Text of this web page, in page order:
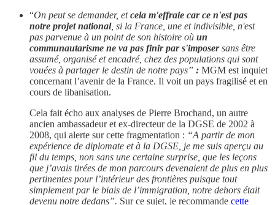
“On peut se demander, etcela m'effraie car ce n'est pas
notre projet national, si la France, une et indivisible, n'est
pas parvenue à un point de son histoire où un
communautarisme ne va pas finir par s'imposersans être
assumé, organisé et encadré, chez des populations qui sont
vouées à partager le destin de notre pays” : MGM est inquiet
concernant l’avenir de la France. Il voit un pays fragilisé et en
cours de libanisation.
Cela fait écho aux analyses de Pierre Brochand, un autre
ancien ambassadeur et ex-directeur de la DGSE de 2002 à
2008, qui alerte sur cette fragmentation : “A partir de mon
expérience de diplomate et à la DGSE, je me suis aperçu au
fil du temps, non sans une certaine surprise, que les leçons
que j’avais tirées de mon parcours devenaient de plus en plus
pertinentes pour l’intérieur des frontières puisque tout
simplement par le biais de l’immigration, notre dehors était
devenu notre dedans”. Sur ce sujet, je recommande cette